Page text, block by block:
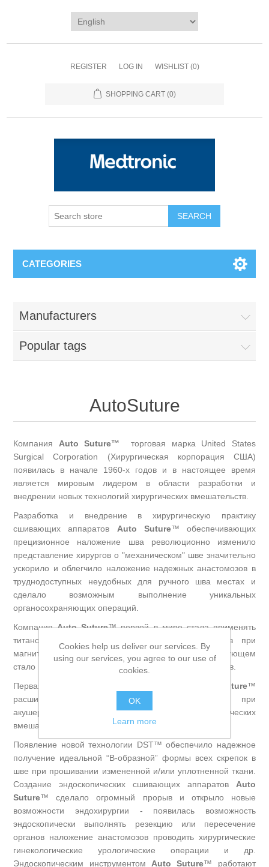
REGISTER LOG IN WISHLIST (0)
SHOPPING CART (0)
SEARCH
CATEGORIES
Manufacturers
Popular tags
AutoSuture
Компания Auto Suture™ торговая марка United States
Surgical Corporation (Хирургическая корпорация США)
появилась в начале 1960-х годов и в настоящее время
является мировым лидером в области разработки и
внедрении новых технологий хирургических вмешательств.
Разработка и внедрение в хирургическую практику
сшивающих аппаратов Auto Suture™ обеспечивающих
прецизионное наложение шва революционно изменило
представление хирургов о "механическом" шве значительно
ускорило и облегчило наложение надежных анастомозов в
труднодоступных неудобных для ручного шва местах и
сделало возможным выполнение уникальных
органосохраняющих операций.
КомпанияAuto Suture™ первой в мире стала применять
титановые скрепки которые не дают артефактов при
магнитно-резонансной томографии что в последующем
стало мировым стандартом для сшивающих аппаратов.
Первая в мире рассасывающаяся скрепка
Auto Suture™
расширила применение сшивающих аппаратов при
акушерских гинекологических и урологических
вмешательствах.
Появление новой технологии DST™ обеспечило надежное
получение идеальной “В-образной” формы всех скрепок в
шве при прошивании измененной и/или уплотненной ткани.
Создание эндоскопических сшивающих аппаратов Auto
Suture™ сделало огромный прорыв и открыло новые
возможности эндохирургии - появилась возможность
эндоскопически выполнять резекцию или пересечение
органов наложение анастомозов проводить хирургические
гинекологические урологические операции и др.
Эндоскопическим инструментом Auto Suture™ работают
Cookies help us deliver our services. By
using our services, you agree to our use of
cookies.
OK
Learn more